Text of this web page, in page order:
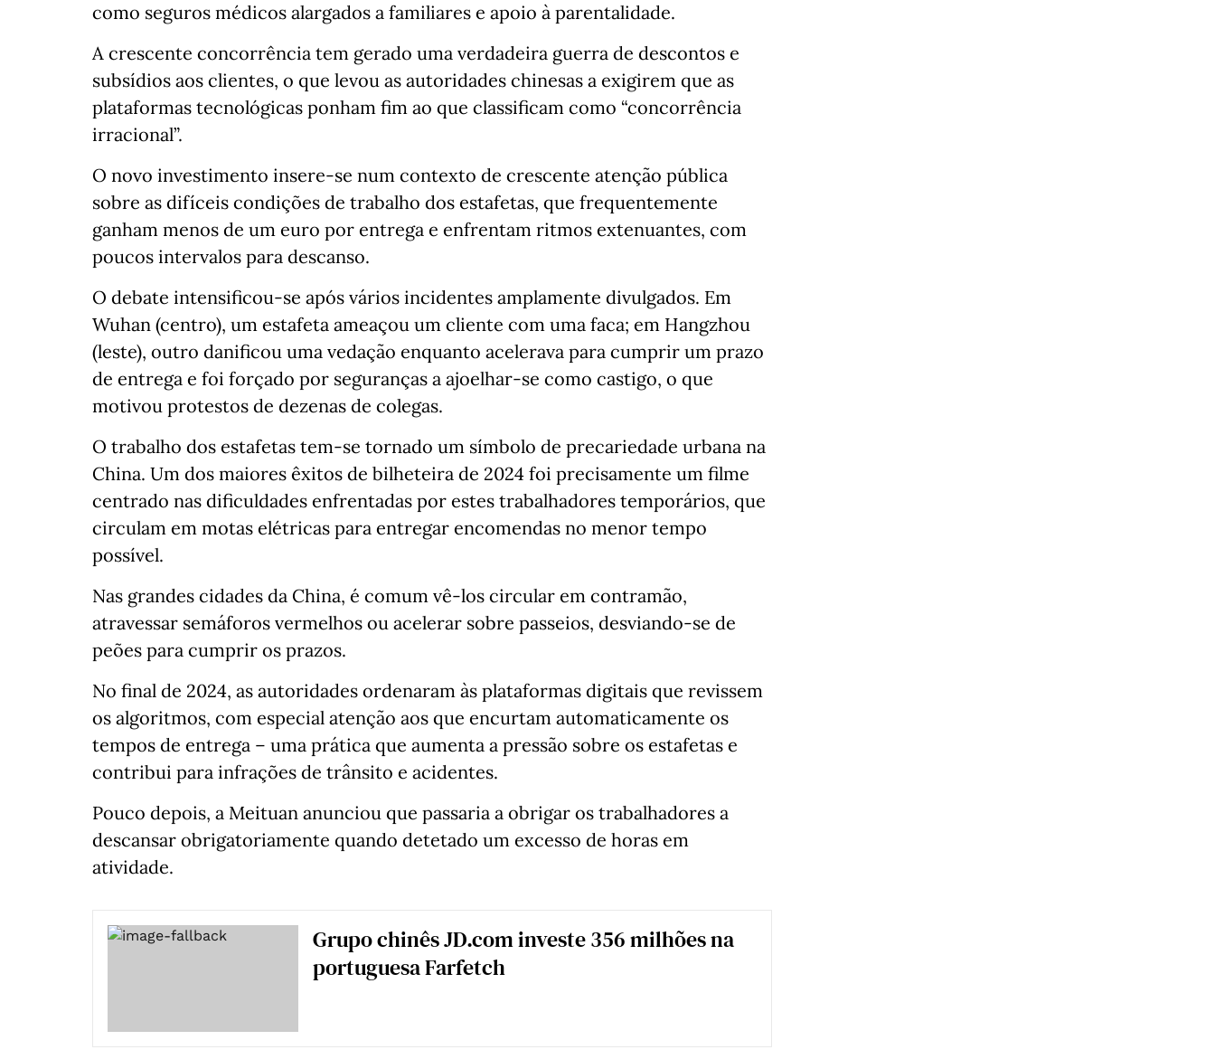
como seguros médicos alargados a familiares e apoio à parentalidade.
A crescente concorrência tem gerado uma verdadeira guerra de descontos e
subsídios aos clientes, o que levou as autoridades chinesas a exigirem que as
plataformas tecnológicas ponham fim ao que classificam como “concorrência
irracional”.
O novo investimento insere-se num contexto de crescente atenção pública
sobre as difíceis condições de trabalho dos estafetas, que frequentemente
ganham menos de um euro por entrega e enfrentam ritmos extenuantes, com
poucos intervalos para descanso.
O debate intensificou-se após vários incidentes amplamente divulgados. Em
Wuhan (centro), um estafeta ameaçou um cliente com uma faca; em Hangzhou
(leste), outro danificou uma vedação enquanto acelerava para cumprir um prazo
de entrega e foi forçado por seguranças a ajoelhar-se como castigo, o que
motivou protestos de dezenas de colegas.
O trabalho dos estafetas tem-se tornado um símbolo de precariedade urbana na
China. Um dos maiores êxitos de bilheteira de 2024 foi precisamente um filme
centrado nas dificuldades enfrentadas por estes trabalhadores temporários, que
circulam em motas elétricas para entregar encomendas no menor tempo
possível.
Nas grandes cidades da China, é comum vê-los circular em contramão,
atravessar semáforos vermelhos ou acelerar sobre passeios, desviando-se de
peões para cumprir os prazos.
No final de 2024, as autoridades ordenaram às plataformas digitais que revissem
os algoritmos, com especial atenção aos que encurtam automaticamente os
tempos de entrega – uma prática que aumenta a pressão sobre os estafetas e
contribui para infrações de trânsito e acidentes.
Pouco depois, a Meituan anunciou que passaria a obrigar os trabalhadores a
descansar obrigatoriamente quando detetado um excesso de horas em
atividade.
Grupo chinês JD.com investe 356 milhões na
portuguesa Farfetch